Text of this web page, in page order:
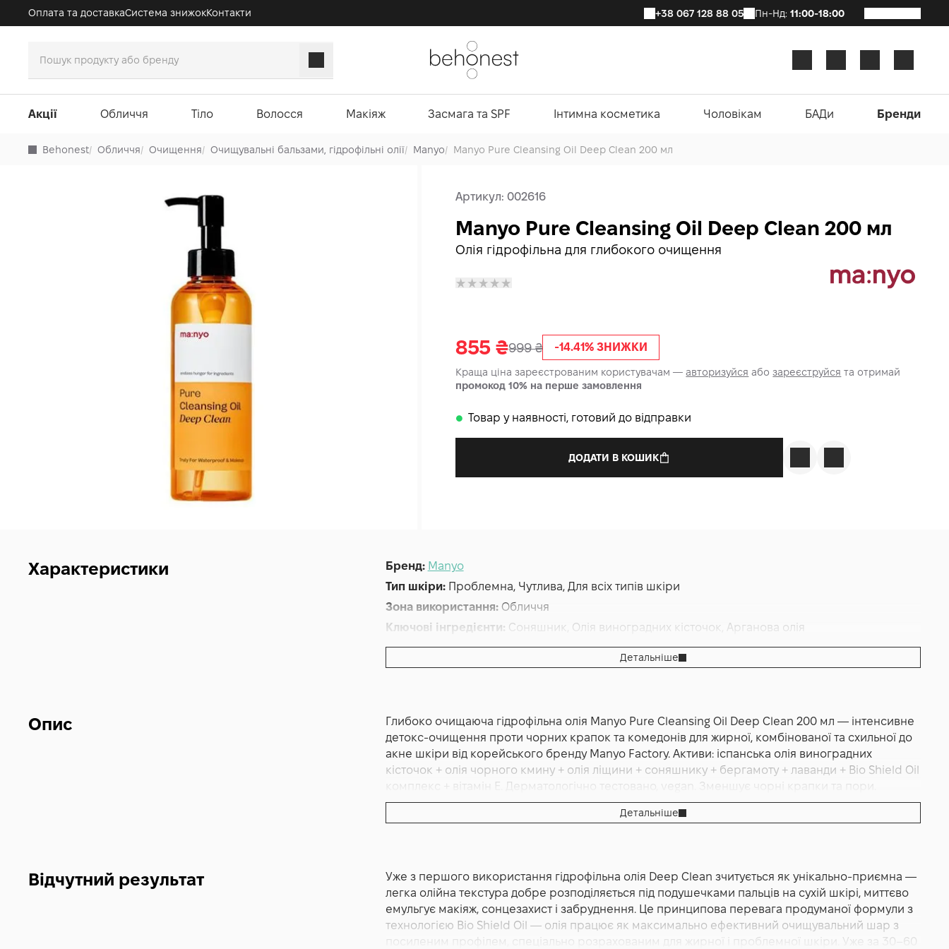
Оплата та доставкаСистема знижокКонтакти +38 067 128 88 05 Пн-Нд: 11:00-18:00
Акції Обличчя Тіло Волосся Макіяж Засмага та SPF Інтимна косметика Чоловікам БАДи Бренди
Behonest/ Обличчя/ Очищення/ Очищувальні бальзами, гідрофільні олії/ Manyo/ Manyo Pure Cleansing Oil Deep Clean 200 мл
Артикул:002616
Олія гідрофільна для глибокого очищення
Manyo Pure Cleansing Oil Deep Clean 200 мл
855₴999₴ -14.41% ЗНИЖКИ
Краща ціна зареєстрованим користувачам —авторизуйся абозареєструйся та отримай
промокод 10% на перше замовлення
𒊹 Товар у наявності, готовий до відправки
ДОДАТИ В КОШИК
Характеристики Бренд: Manyo
Тип шкіри: Проблемна, Чутлива, Для всіх типів шкіри
Зона використання: Обличчя
Ключові інгредієнти: Соняшник, Олія виноградних кісточок, Арганова олія
Основна дія:Заспокоєння,Демакіяж,Очищення,Зволоження
Форма випуску:Гідрофільна олія
Детальніше
Опис
Глибоко очищаюча гідрофільна олія Manyo Pure Cleansing Oil Deep Clean 200 мл — інтенсивне
детокс-очищення проти чорних крапок та комедонів для жирної, комбінованої та схильної до
акне шкіри від корейського бренду Manyo Factory. Активи: іспанська олія виноградних
кісточок + олія чорного кмину + олія ліщини + соняшнику + бергамоту + лаванди + Bio Shield Oil
комплекс + вітамін E. Дерматологічно тестовано, vegan. Зменшує чорні крапки та пори.
Корейський бренд Manyo.
помпою-дозатором, добре розподіляється по сухій шкірі, миттєво емульгується при додаванні
води, перетворюючись на м'яке молочко без жирної плівки. Принципова відмінність версії
Deep Clean від класичної Pure Cleansing Oil — посилений очищувальний профіль з фокусом на
чорних цятках, забитих порах і стійкому макіяжі, при цьому з паралельною ніжністю формули
Детальніше
Відчутний результат
Уже з першого використання гідрофільна олія Deep Clean зчитується як унікально-приємна —
легка олійна текстура добре розподіляється під подушечками пальців на сухій шкірі, миттєво
емульгує макіяж, сонцезахист і забруднення. Це принципова перевага продуманої формули з
технологією Bio Shield Oil — олія працює як максимально ефективний очищувальний шар з
посиленим профілем, спеціально розрахованим для жирної і проблемної шкіри. Уже за 30–60